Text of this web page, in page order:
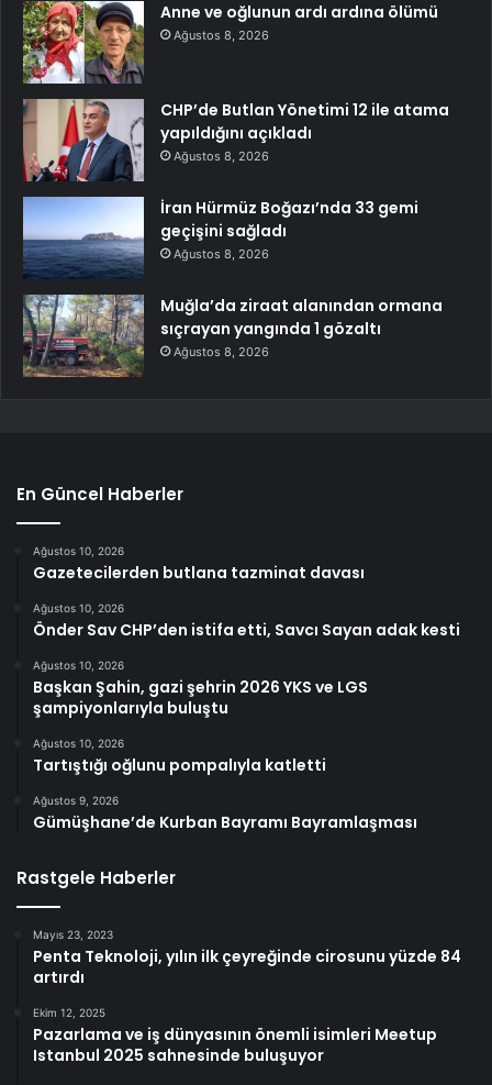
Anne ve oğlunun ardı ardına ölümü
Ağustos 8, 2026
CHP’de Butlan Yönetimi 12 ile atama
yapıldığını açıkladı
Ağustos 8, 2026
İran Hürmüz Boğazı’nda 33 gemi
geçişini sağladı
Ağustos 8, 2026
Muğla’da ziraat alanından ormana
sıçrayan yangında 1 gözaltı
Ağustos 8, 2026
En Güncel Haberler
Ağustos 10, 2026
Gazetecilerden butlana tazminat davası
Ağustos 10, 2026
Önder Sav CHP’den istifa etti, Savcı Sayan adak kesti
Ağustos 10, 2026
Başkan Şahin, gazi şehrin 2026 YKS ve LGS
şampiyonlarıyla buluştu
Ağustos 10, 2026
Tartıştığı oğlunu pompalıyla katletti
Ağustos 9, 2026
Gümüşhane’de Kurban Bayramı Bayramlaşması
Rastgele Haberler
Mayıs 23, 2023
Penta Teknoloji, yılın ilk çeyreğinde cirosunu yüzde 84
artırdı
Ekim 12, 2025
Pazarlama ve iş dünyasının önemli isimleri Meetup
Istanbul 2025 sahnesinde buluşuyor